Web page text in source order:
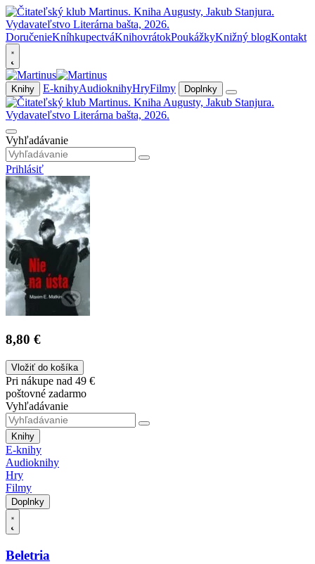
DoručenieKníhkupectváKnihovrátokPoukážkyKnižný blogKontakt
Knihy E-knihyAudioknihyHryFilmy Doplnky
Vyhľadávanie
Prihlásiť
8,80 €
Vložiť do košíka
Pri nákupe nad 49 €
poštovné zadarmo
Vyhľadávanie
Knihy
E-knihy
Audioknihy
Hry
Filmy
Doplnky
Beletria